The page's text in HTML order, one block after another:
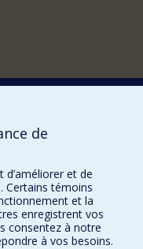
de
d’améliorer et de
Certains témoins
et la
enregistrent vos
consentez à notre
à vos besoins.